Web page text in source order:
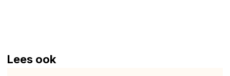
Lees ook